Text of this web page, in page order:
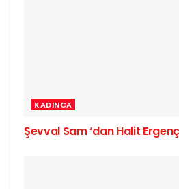
KADINCA
Şevval Sam ‘dan Halit